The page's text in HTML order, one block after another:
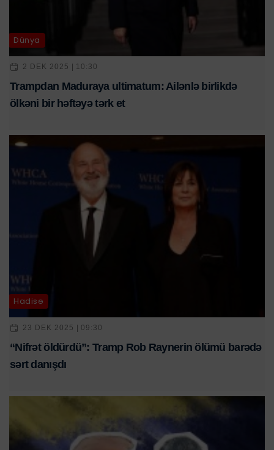
Dünya
2 DEK 2025 | 10:30
Trampdan Maduraya ultimatum: Ailənlə birlikdə
ölkəni bir həftəyə tərk et
Hadisə
23 DEK 2025 | 09:30
“Nifrət öldürdü”: Tramp Rob Raynerin ölümü barədə
sərt danışdı